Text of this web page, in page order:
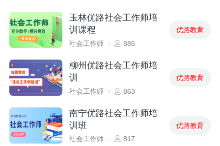
玉林优路社会工作师培
训课程
社会工作师 · 885
优路教育
柳州优路社会工作师培
训
社会工作师 · 863
优路教育
南宁优路社会工作师培
训班
社会工作师 · 817
优路教育